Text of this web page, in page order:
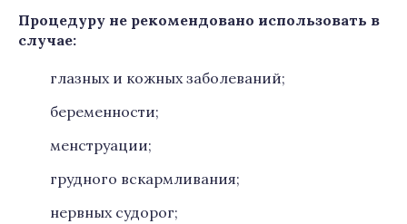
Процедуру не рекомендовано использовать в
случае:
глазных и кожных заболеваний;
беременности;
менструации;
грудного вскармливания;
нервных судорог;